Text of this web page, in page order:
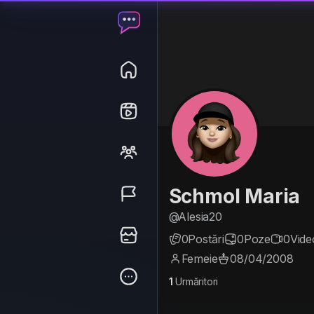
Schmol Maria
@Alesia20
0Postări 0Poze 0
Femeie
08/04/2008
1 Urmăritori